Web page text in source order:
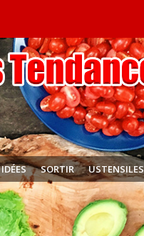
IDÉES SORTIR USTENSILES